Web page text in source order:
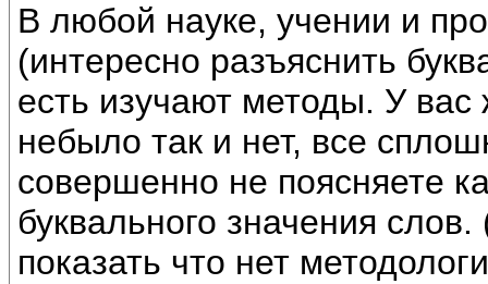
В любой науке, учении и
(интересно разъяснить
есть изучают методы. У вас
небыло так и нет, все
совершенно не поясняете
буквального значения
показать что нет